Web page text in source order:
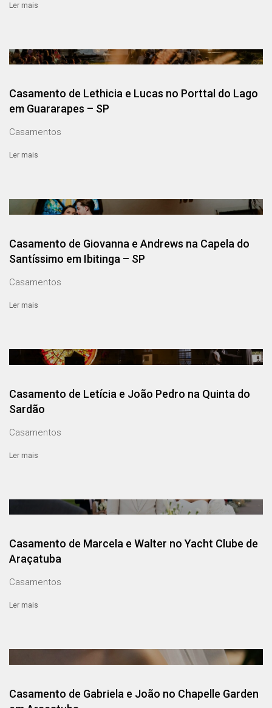
Ler mais
Casamento de Lethicia e Lucas no Porttal do Lago
em Guararapes – SP
Casamentos
Ler mais
Casamento de Giovanna e Andrews na Capela do
Santíssimo em Ibitinga – SP
Casamentos
Ler mais
Casamento de Letícia e João Pedro na Quinta do
Sardão
Casamentos
Ler mais
Casamento de Marcela e Walter no Yacht Clube de
Araçatuba
Casamentos
Ler mais
Casamento de Gabriela e João no Chapelle Garden